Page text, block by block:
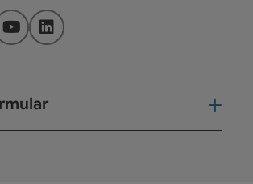
YouTubeLinkedIn